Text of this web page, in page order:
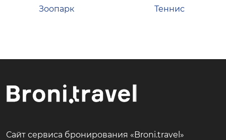
Зоопарк Теннис
Сайт сервиса бронирования «Broni.travel»